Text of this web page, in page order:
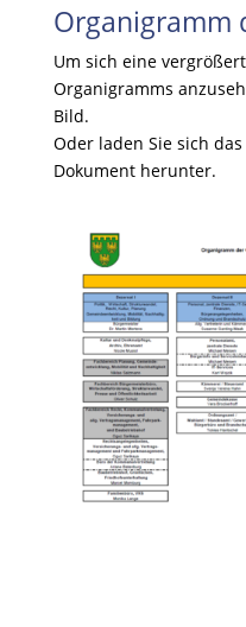
Organigramm
Um sich eine
Organigramms
Bild.
Oder laden Sie sich
Dokument herunter.